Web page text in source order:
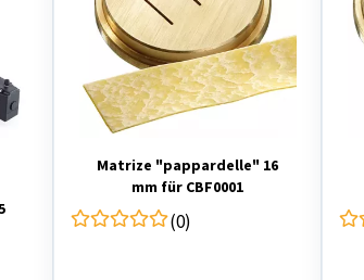
Matrize "pappardelle" 16
mm für CBF0001
(0)